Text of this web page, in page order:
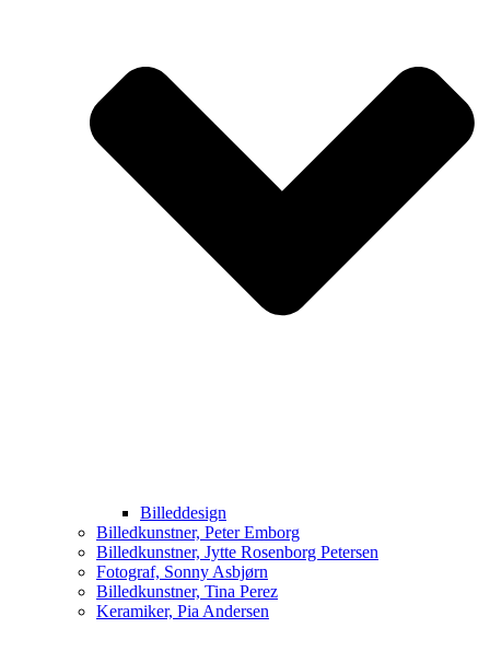
Billeddesign
Billedkunstner, Peter Emborg
Billedkunstner, Jytte Rosenborg Petersen
Fotograf, Sonny Asbjørn
Billedkunstner, Tina Perez
Keramiker, Pia Andersen